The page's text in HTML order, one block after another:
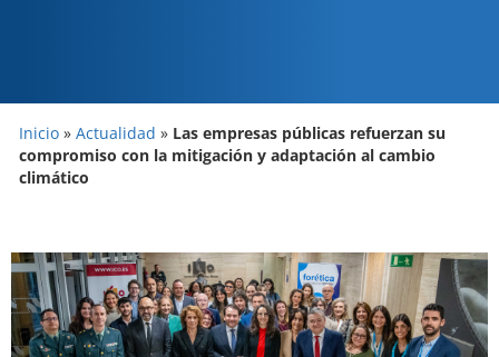
Inicio » Actualidad » Las empresas públicas refuerzan su
compromiso con la mitigación y adaptación al cambio
climático